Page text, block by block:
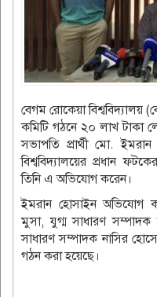
বেগম রোকেয়া বিশ্ববিদ্যালয়
কমিটি গঠনে ২০ লাখ টাকা
সভাপতি প্রার্থী মো.
বিশ্ববিদ্যালয়ের প্রধান
তিনি এ অভিযোগ করেন।
ইমরান হোসাইন অভিযোগ
মুসা, যুগ্ম সাধারণ
সাধারণ সম্পাদক নাসির
গঠন করা হয়েছে।